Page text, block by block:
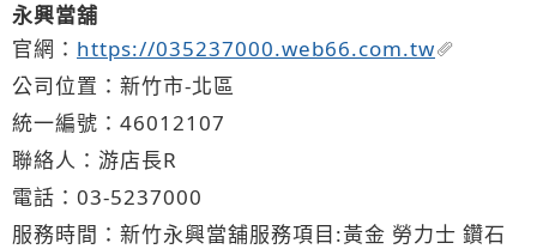
永興當舖
官網： https://035237000.web66.com.tw
公司位置：新竹市-北區
統一編號：46012107
聯絡人：游店長R
電話： 03-5237000
服務時間：新竹永興當舖服務項目:黃金 勞力士 鑽石